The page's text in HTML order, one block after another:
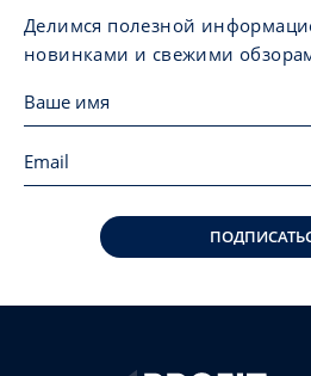
Делимся полезной
новинками и свежими